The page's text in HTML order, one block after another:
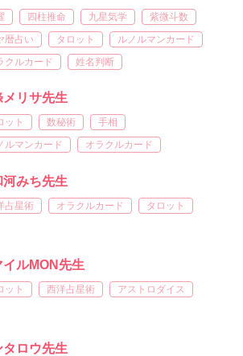
四柱推命 九星気学
紫微斗数
暦占い
タロット
ルノルマンカード
クルカード
姓名判断
メリサ先生
ット 数秘術
手相
ルマンカード
オラクルカード
河みち先生
占星術 オラクルカード タロット
イルMON先生
ット 西洋占星術 アストロダイス
タロウ先生